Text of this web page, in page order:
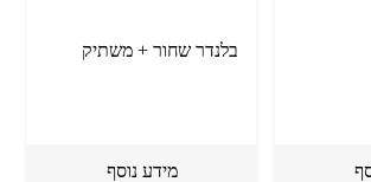
בלנדר שחור + משתיק
מידע נוסף